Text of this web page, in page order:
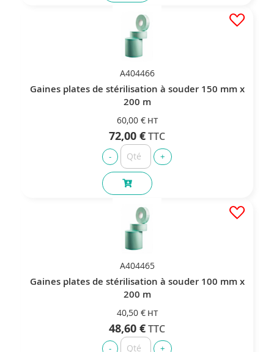
A404466
Gaines plates de stérilisation à souder 150 mm x
200 m
60,00 €
72,00 €
A404465
Gaines plates de stérilisation à souder 100 mm x
200 m
40,50 €
48,60 €